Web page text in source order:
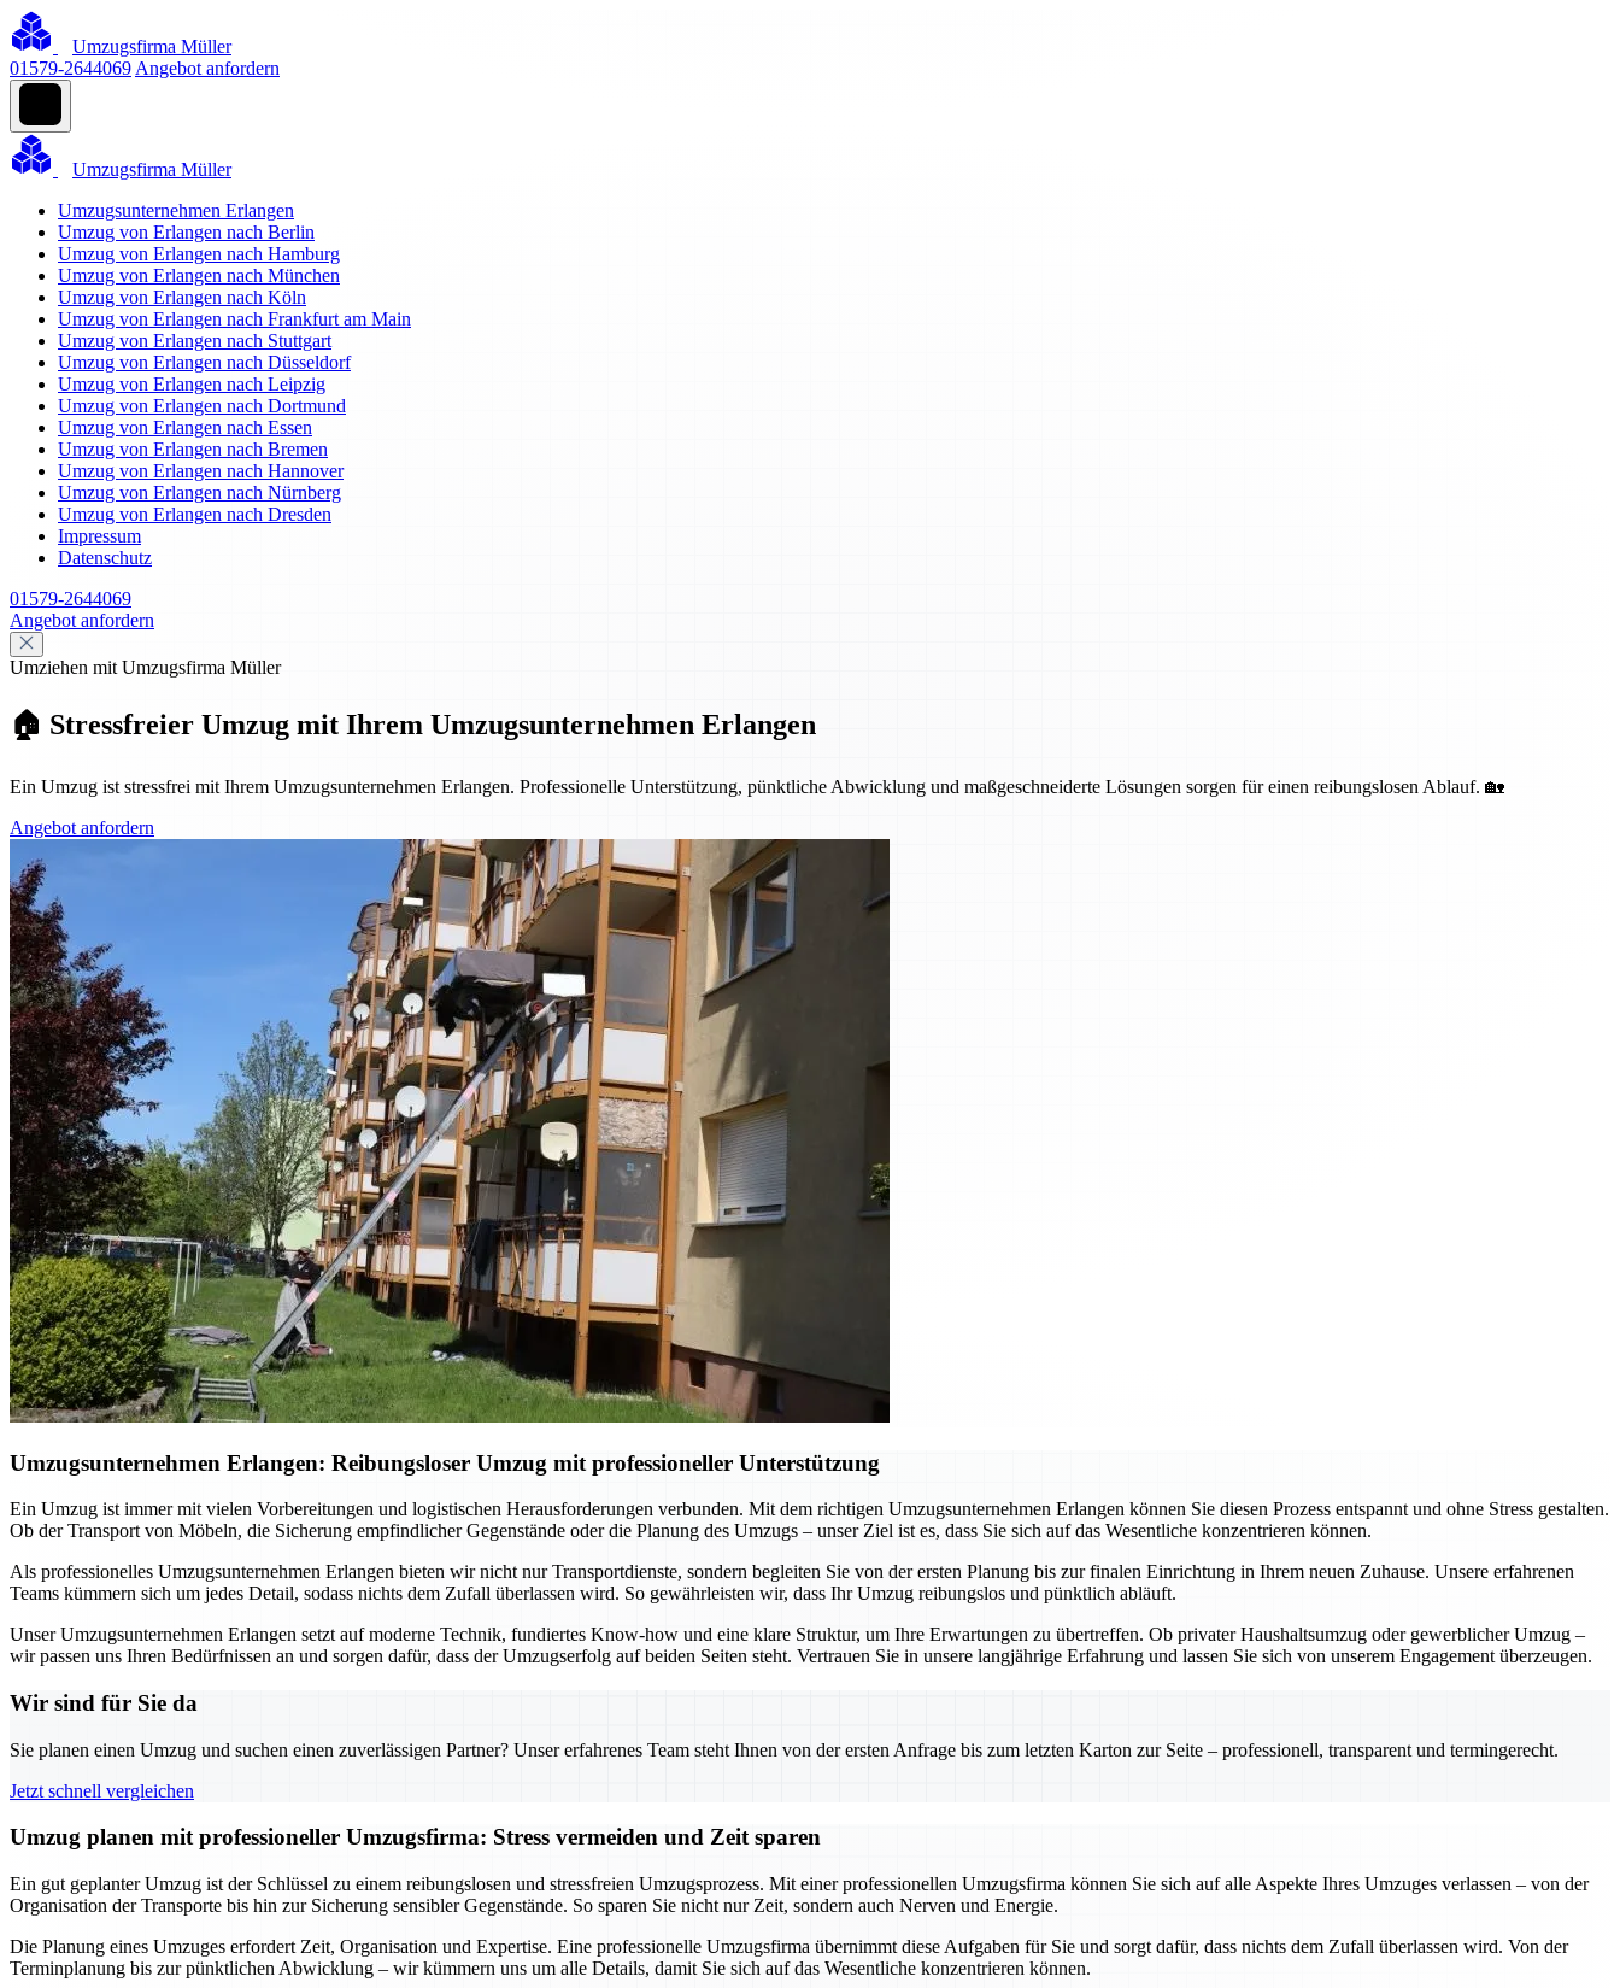
Umzugsfirma Müller
01579-2644069 Angebot anfordern
Umzugsfirma Müller
Umzugsunternehmen Erlangen
Umzug von Erlangen nach Berlin
Umzug von Erlangen nach Hamburg
Umzug von Erlangen nach München
Umzug von Erlangen nach Köln
Umzug von Erlangen nach Frankfurt am Main
Umzug von Erlangen nach Stuttgart
Umzug von Erlangen nach Düsseldorf
Umzug von Erlangen nach Leipzig
Umzug von Erlangen nach Dortmund
Umzug von Erlangen nach Essen
Umzug von Erlangen nach Bremen
Umzug von Erlangen nach Hannover
Umzug von Erlangen nach Nürnberg
Umzug von Erlangen nach Dresden
Impressum
Datenschutz
01579-2644069
Angebot anfordern
Umziehen mit Umzugsfirma Müller
🏠 Stressfreier Umzug mit Ihrem Umzugsunternehmen Erlangen
Ein Umzug ist stressfrei mit Ihrem Umzugsunternehmen Erlangen. Professionelle Unterstützung, pünktliche Abwicklung und maßgeschneiderte Lösungen sorgen für einen reibungslosen Ablauf. 🏡
Angebot anfordern
Umzugsunternehmen Erlangen: Reibungsloser Umzug mit professioneller Unterstützung
Ein Umzug ist immer mit vielen Vorbereitungen und logistischen Herausforderungen verbunden. Mit dem richtigen Umzugsunternehmen Erlangen können Sie diesen Prozess entspannt und ohne Stress gestalten.
Ob der Transport von Möbeln, die Sicherung empfindlicher Gegenstände oder die Planung des Umzugs – unser Ziel ist es, dass Sie sich auf das Wesentliche konzentrieren können.
Als professionelles Umzugsunternehmen Erlangen bieten wir nicht nur Transportdienste, sondern begleiten Sie von der ersten Planung bis zur finalen Einrichtung in Ihrem neuen Zuhause. Unsere erfahrenen
Teams kümmern sich um jedes Detail, sodass nichts dem Zufall überlassen wird. So gewährleisten wir, dass Ihr Umzug reibungslos und pünktlich abläuft.
Unser Umzugsunternehmen Erlangen setzt auf moderne Technik, fundiertes Know-how und eine klare Struktur, um Ihre Erwartungen zu übertreffen. Ob privater Haushaltsumzug oder gewerblicher Umzug –
wir passen uns Ihren Bedürfnissen an und sorgen dafür, dass der Umzugserfolg auf beiden Seiten steht. Vertrauen Sie in unsere langjährige Erfahrung und lassen Sie sich von unserem Engagement überzeugen.
Wir sind für Sie da
Sie planen einen Umzug und suchen einen zuverlässigen Partner? Unser erfahrenes Team steht Ihnen von der ersten Anfrage bis zum letzten Karton zur Seite – professionell, transparent und termingerecht.
Jetzt schnell vergleichen
Umzug planen mit professioneller Umzugsfirma: Stress vermeiden und Zeit sparen
Ein gut geplanter Umzug ist der Schlüssel zu einem reibungslosen und stressfreien Umzugsprozess. Mit einer professionellen Umzugsfirma können Sie sich auf alle Aspekte Ihres Umzuges verlassen – von der
Organisation der Transporte bis hin zur Sicherung sensibler Gegenstände. So sparen Sie nicht nur Zeit, sondern auch Nerven und Energie.
Die Planung eines Umzuges erfordert Zeit, Organisation und Expertise. Eine professionelle Umzugsfirma übernimmt diese Aufgaben für Sie und sorgt dafür, dass nichts dem Zufall überlassen wird. Von der
Terminplanung bis zur pünktlichen Abwicklung – wir kümmern uns um alle Details, damit Sie sich auf das Wesentliche konzentrieren können.